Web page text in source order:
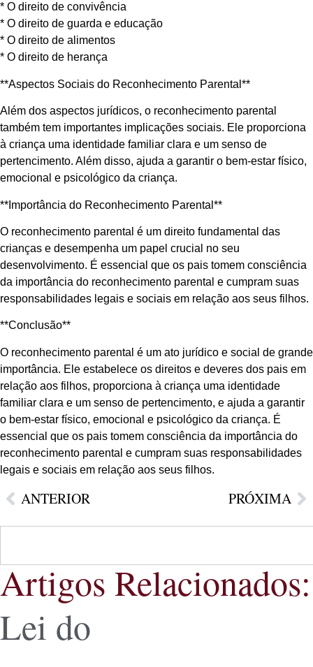
* O direito de convivência
* O direito de guarda e educação
* O direito de alimentos
* O direito de herança
**Aspectos Sociais do Reconhecimento Parental**
Além dos aspectos jurídicos, o reconhecimento parental
também tem importantes implicações sociais. Ele proporciona
à criança uma identidade familiar clara e um senso de
pertencimento. Além disso, ajuda a garantir o bem-estar físico,
emocional e psicológico da criança.
**Importância do Reconhecimento Parental**
O reconhecimento parental é um direito fundamental das
crianças e desempenha um papel crucial no seu
desenvolvimento. É essencial que os pais tomem consciência
da importância do reconhecimento parental e cumpram suas
responsabilidades legais e sociais em relação aos seus filhos.
**Conclusão**
O reconhecimento parental é um ato jurídico e social de grande
importância. Ele estabelece os direitos e deveres dos pais em
relação aos filhos, proporciona à criança uma identidade
familiar clara e um senso de pertencimento, e ajuda a garantir
o bem-estar físico, emocional e psicológico da criança. É
essencial que os pais tomem consciência da importância do
reconhecimento parental e cumpram suas responsabilidades
legais e sociais em relação aos seus filhos.
ANTERIOR PRÓXIMA
Artigos Relacionados:
Lei do